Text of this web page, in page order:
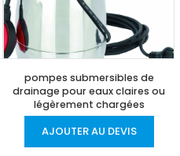
pompes submersibles de
drainage pour eaux claires ou
légèrement chargées
AJOUTER AU DEVIS